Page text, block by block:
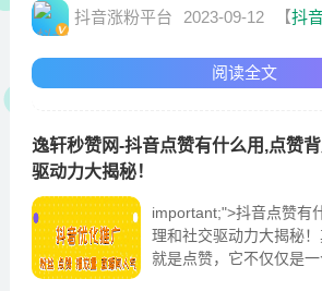
推广抖音加粉丝小熊代刷
达人们使用涨粉app也...
抖音涨粉平台 2023-09-12 【抖
阅读全文
逸轩秒赞网-抖音点赞有什么用,点赞
驱动力大揭秘！
important;"˃抖音点赞有
理和社交驱动力大揭秘
就是点赞，它不仅仅是一